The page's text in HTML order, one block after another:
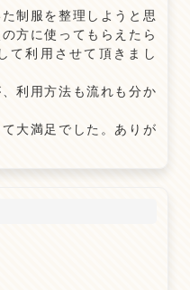
制服を整理しようと思
方に使ってもらえたら
て利用させて頂きまし
利用方法も流れも分か
大満足でした。ありが